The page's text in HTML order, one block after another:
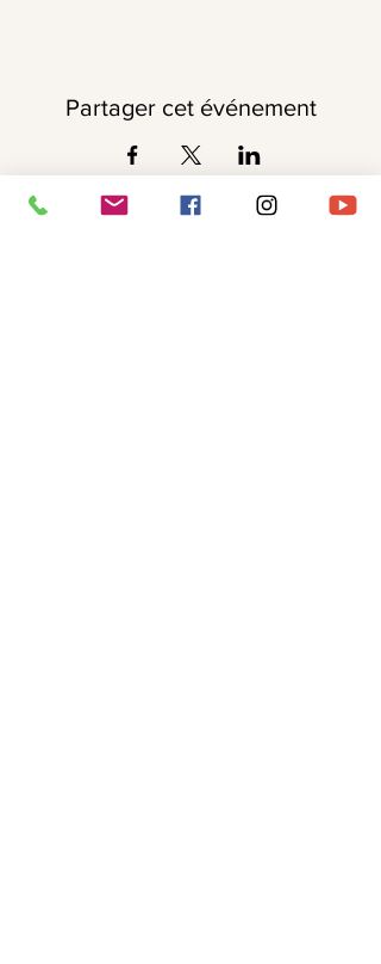
Partager cet événement